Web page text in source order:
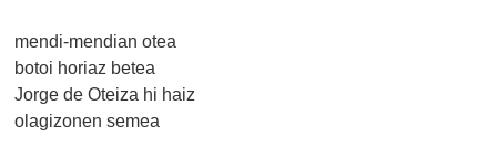
mendi-mendian otea
botoi horiaz betea
Jorge de Oteiza hi haiz
olagizonen semea